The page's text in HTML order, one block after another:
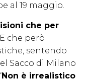
al 19 maggio.
che per
E che però
sentendo
Sacco di Milano
Non è irrealistico